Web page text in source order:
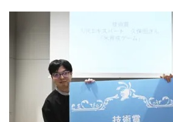
【2026年10月】XRプロフェッショナル
リスキリング補助金対象コース説明
《SDGs》
U-15メタバースプログラミング講座